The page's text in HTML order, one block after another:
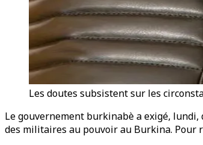
Les doutes subsistent sur les
Le gouvernement burkinabè a exigé,
des militaires au pouvoir au Burkina. Pour